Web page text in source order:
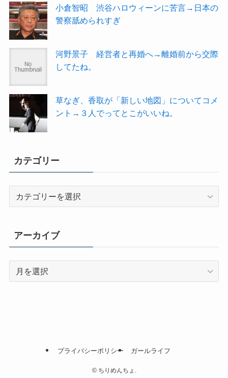
小倉智昭 渋谷ハロウィーンに苦言→日本の
警察舐められすぎ
河野景子 経営者と再婚へ→離婚前から交際
してたね。
草なぎ、香取が「新しい地図」についてコメ
ント→３人でってとこがいいね。
カテゴリー
ー
アーカイブ
プライバシーポリシー ガールライフ
©ちりめんちょ.